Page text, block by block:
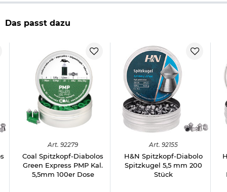
Schaft: glatt
für starke Luftdruckwaffen
Herstellerinformationen
Das passt dazu
Art. 92279
Coal Spitzkopf-Diabolos
Green Express PMP Kal.
5,5mm 100er Dose
Art. 92155
H&N Spitzkopf-Diabolo
Spitzkugel 5,5 mm 200
Stück